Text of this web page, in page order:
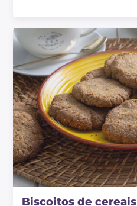
Biscoitos de cereais